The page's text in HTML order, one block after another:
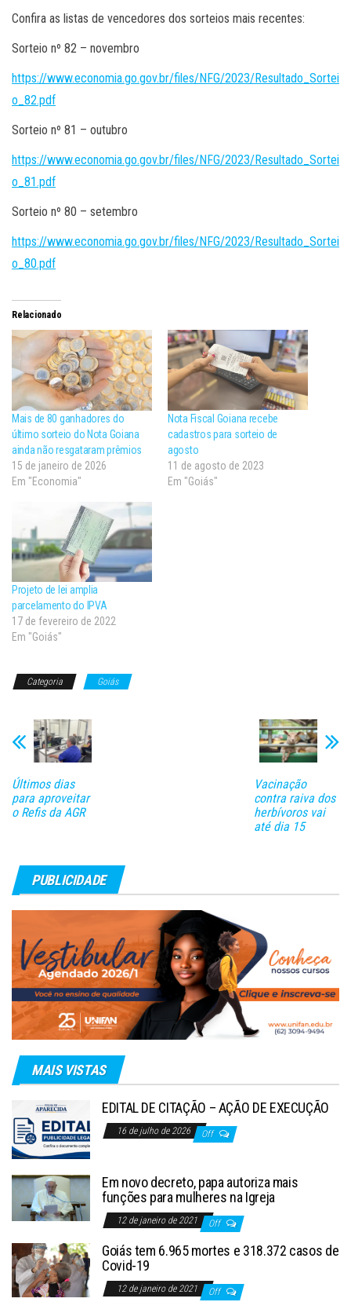
Confira as listas de vencedores dos sorteios mais recentes:
Sorteio nº 82 – novembro
https://www.economia.go.gov.br/files/NFG/2023/Resultado_Sortei
o_82.pdf
Sorteio nº 81 – outubro
https://www.economia.go.gov.br/files/NFG/2023/Resultado_Sortei
o_81.pdf
Sorteio nº 80 – setembro
https://www.economia.go.gov.br/files/NFG/2023/Resultado_Sortei
o_80.pdf
Relacionado
Mais de 80 ganhadores do
último sorteio do Nota Goiana
ainda não resgataram prêmios
15 de janeiro de 2026
Em "Economia"
Nota Fiscal Goiana recebe
cadastros para sorteio de
agosto
11 de agosto de 2023
Em "Goiás"
Projeto de lei amplia
parcelamento do IPVA
17 de fevereiro de 2022
Em "Goiás"
Categoria Goiás
Últimos dias
para aproveitar
o Refis da AGR
Vacinação
contra raiva dos
herbívoros vai
até dia 15
PUBLICIDADE
MAIS VISTAS
EDITAL DE CITAÇÃO – AÇÃO DE EXECUÇÃO
16 de julho de 2026 Off
Em novo decreto, papa autoriza mais
funções para mulheres na Igreja
12 de janeiro de 2021 Off
Goiás tem 6.965 mortes e 318.372 casos de
Covid-19
12 de janeiro de 2021 Off